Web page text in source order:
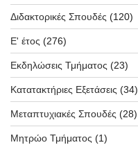
Διδακτορικές Σπουδές (120)
Ε' έτος (276)
Εκδηλώσεις Τμήματος (23)
Κατατακτήριες Εξετάσεις (34)
Μεταπτυχιακές Σπουδές (28)
Μητρώο Τμήματος (1)